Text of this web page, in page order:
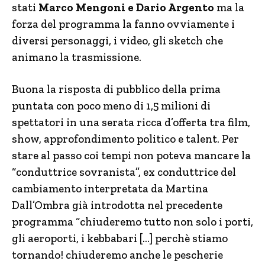
stati Marco Mengoni e Dario Argento ma la
forza del programma la fanno ovviamente i
diversi personaggi, i video, gli sketch che
animano la trasmissione.
Buona la risposta di pubblico della prima
puntata con poco meno di 1,5 milioni di
spettatori in una serata ricca d’offerta tra film,
show, approfondimento politico e talent. Per
stare al passo coi tempi non poteva mancare la
“conduttrice sovranista”, ex conduttrice del
cambiamento interpretata da Martina
Dall’Ombra già introdotta nel precedente
programma “chiuderemo tutto non solo i porti,
gli aeroporti, i kebbabari […] perchè stiamo
tornando! chiuderemo anche le pescherie